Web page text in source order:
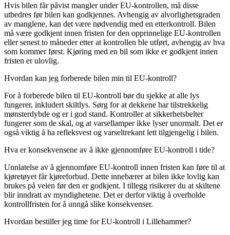
Hvis bilen får påvist mangler under EU-kontrollen, må disse
utbedres før bilen kan godkjennes. Avhengig av alvorlighetsgraden
av manglene, kan det være nødvendig med en etterkontroll. Bilen
må være godkjent innen fristen for den opprinnelige EU-kontrollen
eller senest to måneder etter at kontrollen ble utført, avhengig av hva
som kommer først. Kjøring med en bil som ikke er godkjent innen
fristen er ulovlig.
Hvordan kan jeg forberede bilen min til EU-kontroll?
For å forberede bilen til EU-kontroll bør du sjekke at alle lys
fungerer, inkludert skiltlys. Sørg for at dekkene har tilstrekkelig
mønsterdybde og er i god stand. Kontroller at sikkerhetsbelter
fungerer som de skal, og at varsellamper ikke lyser unormalt. Det er
også viktig å ha refleksvest og varseltrekant lett tilgjengelig i bilen.
Hva er konsekvensene av å ikke gjennomføre EU-kontroll i tide?
Unnlatelse av å gjennomføre EU-kontroll innen fristen kan føre til at
kjøretøyet får kjøreforbud. Dette innebærer at bilen ikke lovlig kan
brukes på veien før den er godkjent. I tillegg risikerer du at skiltene
blir inndratt av myndighetene. Det er derfor viktig å overholde
kontrollfristen for å unngå slike konsekvenser.
Hvordan bestiller jeg time for EU-kontroll i Lillehammer?